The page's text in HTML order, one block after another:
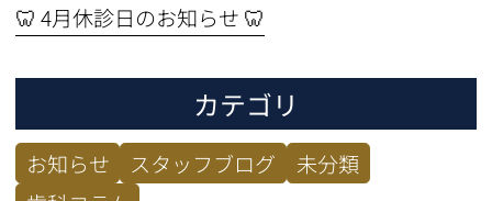
🦷 4月休診日のお知らせ 🦷
カテゴリ
お知らせ スタッフブログ
未分類